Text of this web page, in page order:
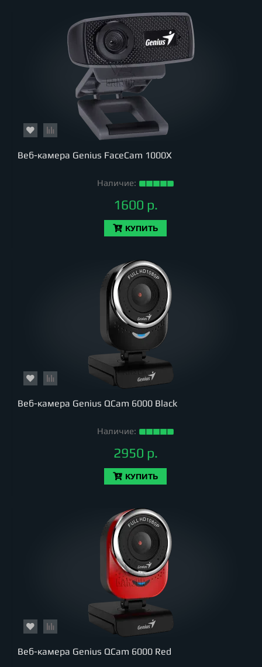
Веб-камера Genius FaceCam 1000X
Наличие:
1600 р.
КУПИТЬ
Веб-камера Genius QCam 6000 Black
Наличие:
2950 р.
КУПИТЬ
Веб-камера Genius QCam 6000 Red